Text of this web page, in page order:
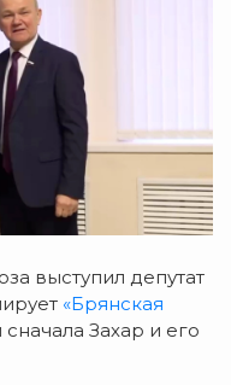
выступил депутат
«Брянская
Захар и его